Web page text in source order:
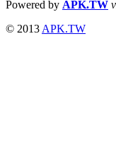
Powered by APK.TW
© 2013 APK.TW